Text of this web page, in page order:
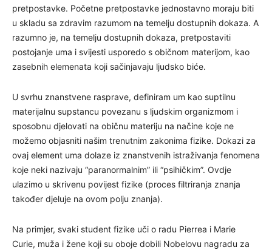
pretpostavke. Početne pretpostavke jednostavno moraju biti
u skladu sa zdravim razumom na temelju dostupnih dokaza. A
razumno je, na temelju dostupnih dokaza, pretpostaviti
postojanje uma i svijesti usporedo s običnom materijom, kao
zasebnih elemenata koji sačinjavaju ljudsko biće.
U svrhu znanstvene rasprave, definiram um kao suptilnu
materijalnu supstancu povezanu s ljudskim organizmom i
sposobnu djelovati na običnu materiju na načine koje ne
možemo objasniti našim trenutnim zakonima fizike. Dokazi za
ovaj element uma dolaze iz znanstvenih istraživanja fenomena
koje neki nazivaju “paranormalnim” ili “psihičkim”. Ovdje
ulazimo u skrivenu povijest fizike (proces filtriranja znanja
također djeluje na ovom polju znanja).
Na primjer, svaki student fizike uči o radu Pierrea i Marie
Curie, muža i žene koji su oboje dobili Nobelovu nagradu za